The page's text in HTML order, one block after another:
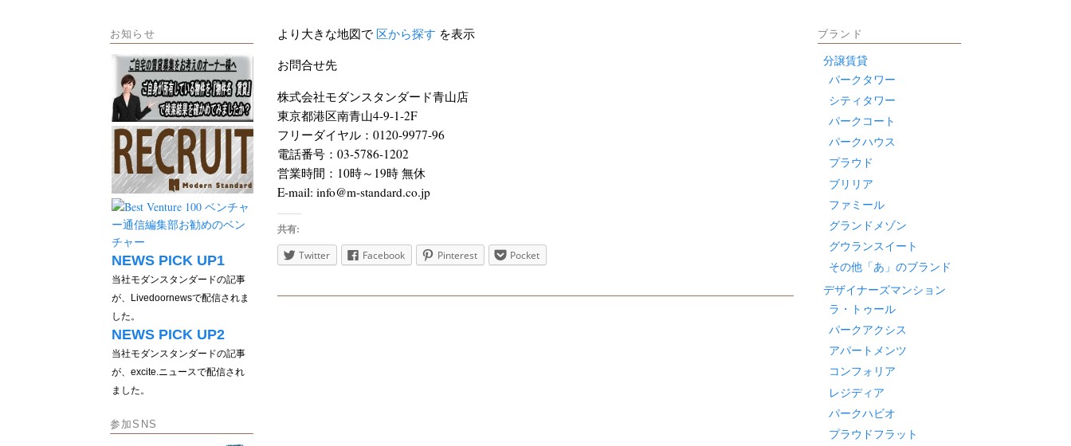
より大きな地図で 区から探す を表示
お問合せ先
株式会社モダンスタンダード青山店
東京都港区南青山4-9-1-2F
フリーダイヤル：0120-9977-96
電話番号：03-5786-1202
営業時間：10時～19時 無休
E-mail: info@m-standard.co.jp
共有:
Twitter
Facebook Pinterest Pocket
お知らせ
NEWS PICK UP1
当社モダンスタンダードの記事
が、Livedoornewsで配信されま
した。
NEWS PICK UP2
当社モダンスタンダードの記事
が、excite.ニュースで配信され
ました。
参加SNS
ブランド
分譲賃貸
パークタワー
シティタワー
パークコート
パークハウス
プラウド
ブリリア
ファミール
グランドメゾン
グウランスイート
その他「あ」のブランド
デザイナーズマンション
ラ・トゥール
パークアクシス
アパートメンツ
コンフォリア
レジディア
パークハビオ
プラウドフラット